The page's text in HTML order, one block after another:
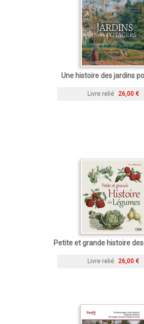
Une histoire des jardins
Livre relié 26,00 €
Petite et grande histoire
Livre relié 26,00 €